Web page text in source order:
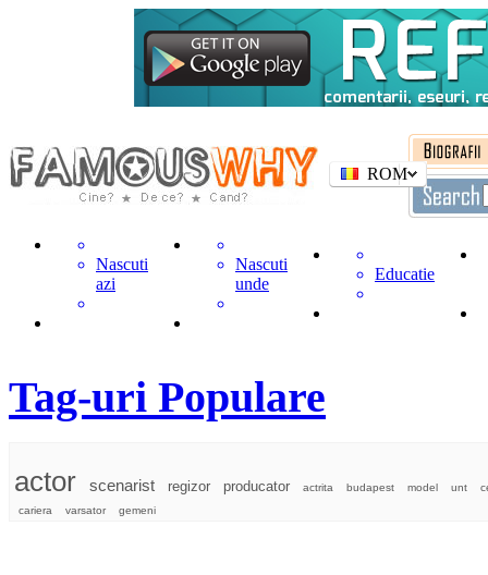
ROM
Nascuti
azi
Nascuti
unde
Educatie
Tag-uri Populare
actor scenarist regizor producator actrita budapest model unt
cariera
varsator gemeni